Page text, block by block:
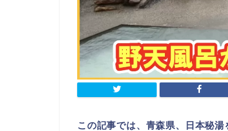
この記事では、青森県、日本秘